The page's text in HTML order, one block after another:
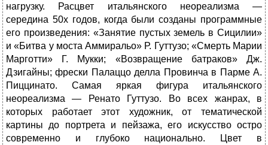
нагрузку. Расцвет итальянского нео­реализма —
середина 50х годов, когда были созданы программные
его произведения: «Занятие пустых земель в Сицилии»
и «Битва у моста Аммиральо» Р. Гуттузо; «Смерть Марии
Марготти» Г. Мук­ки; «Возвращение батраков» Дж.
Дзигайны; фрески Палаццо делла Провинча в Парме А.
Пиццинато. Самая яркая фигура итальянского
неореализма — Ренато Гуттузо. Во всех жанрах, в
которых работает этот художник, от тематической
картины до портрета и пейзажа, его искусство остро
современно и глубоко национально. Цвет в